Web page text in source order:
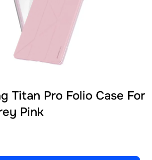
Titan Pro Folio Case For
Pink